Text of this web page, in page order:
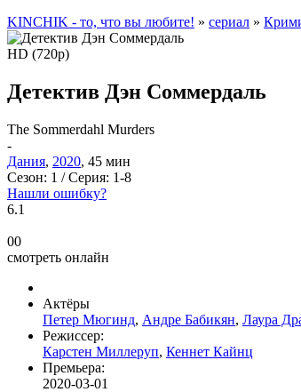
KINCHIK - то, что вы любите! » cериал »
HD (720p)
Детектив Дэн Соммердаль
The Sommerdahl Murders
-
Дания, 2020, 45 мин
Сезон: 1 /Серия: 1-8
Нашли ошибку?
6.1
00
смотреть онлайн
Актёры
Петер Мюгинд, Андре Бабикян, Лаура
Режиссер:
Карстен Миллеруп, Кеннет Кайнц
Премьера:
2020-03-01